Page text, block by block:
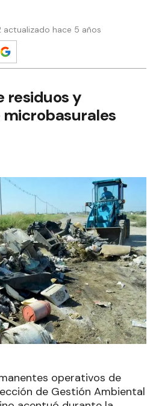
actualizado hace 5 años
residuos y
operativos de
de Gestión Ambiental